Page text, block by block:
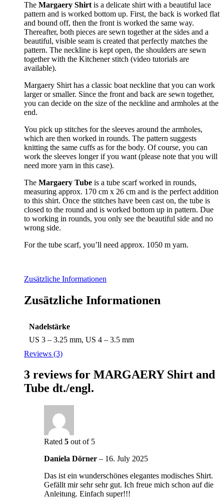
The Margaery Shirt is a delicate shirt with a beautiful lace
pattern and is worked bottom up. First, the back is worked flat
and bound off, then the front is worked the same way.
Thereafter, both pieces are sewn together at the sides and a
beautiful, visible seam is created that perfectly matches the
pattern. The neckline is kept open, the shoulders are sewn
together with the Kitchener stitch (video tutorials are
available).
Margaery Shirt has a classic boat neckline that you can work
larger or smaller. Since the front and back are sewn together,
you can decide on the size of the neckline and armholes at the
end.
You pick up stitches for the sleeves around the armholes,
which are then worked in rounds. The pattern suggests
knitting the same cuffs as for the body. Of course, you can
work the sleeves longer if you want (please note that you will
need more yarn in this case).
The Margaery Tube is a tube scarf worked in rounds,
measuring approx. 170 cm x 26 cm and is the perfect addition
to this shirt. Once the stitches have been cast on, the tube is
closed to the round and is worked bottom up in pattern. Due
to working in rounds, you only see the beautiful side and no
wrong side.
For the tube scarf, you’ll need approx. 1050 m yarn.
Zusätzliche Informationen
Zusätzliche Informationen
Nadelstärke
US 3 – 3.25 mm, US 4 – 3.5 mm
Reviews (3)
3 reviews for MARGAERY Shirt and
Tube dt./engl.
Rated 5 out of 5
Daniela Dörner – 16. July 2025
Das ist ein wunderschönes elegantes modisches Shirt.
Gefällt mir sehr sehr gut. Ich freue mich schon auf die
Anleitung. Einfach super!!!